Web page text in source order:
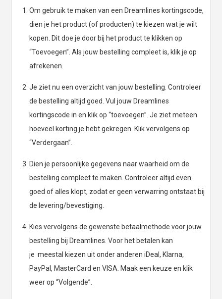
Om gebruik te maken van een Dreamlines kortingscode,
dien je het product (of producten) te kiezen wat je wilt
kopen. Dit doe je door bij het product te klikken op
“Toevoegen”. Als jouw bestelling compleet is, klik je op
afrekenen.
Je ziet nu een overzicht van jouw bestelling. Controleer
de bestelling altijd goed. Vul jouw Dreamlines
kortingscode in en klik op “toevoegen”. Je ziet meteen
hoeveel korting je hebt gekregen. Klik vervolgens op
“Verdergaan”.
Dien je persoonlijke gegevens naar waarheid om de
bestelling compleet te maken. Controleer altijd even
goed of alles klopt, zodat er geen verwarring ontstaat bij
de levering/bevestiging.
Kies vervolgens de gewenste betaalmethode voor jouw
bestelling bij Dreamlines. Voor het betalen kan
je meestal kiezen uit onder anderen iDeal, Klarna,
PayPal, MasterCard en VISA. Maak een keuze en klik
weer op “Volgende”.